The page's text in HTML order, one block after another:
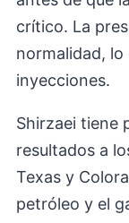
crítico. La
normalidad, lo
inyecciones.
Shirzaei tiene
resultados a
Texas y
petróleo y el